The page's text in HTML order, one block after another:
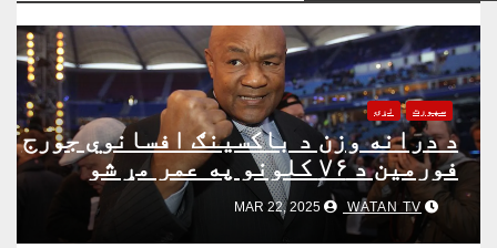
سپورت نړۍ
د درانه وزن د باکسینګ افسانوي جورج
فورمین د ۷۶ کلونو په عمر مړ شو
WATAN TV